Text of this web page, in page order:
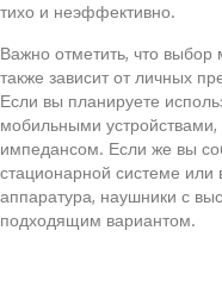
тихо и неэффективно.
Важно отметить, что
также зависит от личных
Если вы планируете
мобильными
импедансом. Если же вы
стационарной системе или
аппаратура, наушники с
подходящим вариантом.